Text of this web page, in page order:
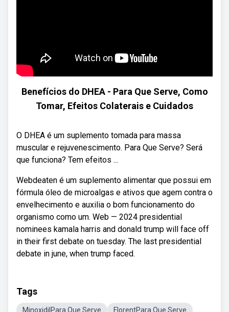
Benefícios do DHEA - Para Que Serve, Como
Tomar, Efeitos Colaterais e Cuidados
O DHEA é um suplemento tomada para massa
muscular e rejuvenescimento. Para Que Serve? Será
que funciona? Tem efeitos ...
Webdeaten é um suplemento alimentar que possui em
fórmula óleo de microalgas e ativos que agem contra o
envelhecimento e auxilia o bom funcionamento do
organismo como um. Web — 2024 presidential
nominees kamala harris and donald trump will face off
in their first debate on tuesday. The last presidential
debate in june, when trump faced.
Tags
MinoxidilPara Que Serve FlorentPara Que Serve